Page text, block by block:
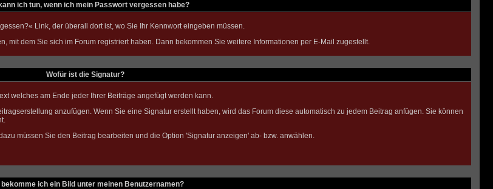
ich tun, wenn ich mein Passwort vergessen habe?
« Link, der überall dort ist, wo Sie Ihr Kennwort eingeben müssen.
mit dem Sie sich im Forum registriert haben. Dann bekommen Sie weitere Informationen per E-Mail zugestellt.
Wofür ist die Signatur?
welches am Ende jeder Ihrer Beiträge angefügt werden kann.
anzufügen. Wenn Sie eine Signatur erstellt haben, wird das Forum diese automatisch zu jedem Beitrag anfügen. Sie können
müssen Sie den Beitrag bearbeiten und die Option 'Signatur anzeigen' ab- bzw. anwählen.
bekomme ich ein Bild unter meinen Benutzernamen?